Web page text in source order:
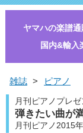
ヤマハの楽譜通
国内&輸入
雑誌 > ピアノ
月刊ピアノプレゼ
弾きたい曲が
月刊ピアノ2015